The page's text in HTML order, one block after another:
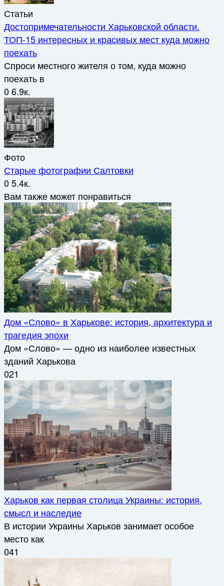
Статьи
Достопримечательности Харьковской области.
ТОП-15 интересных и красивых мест куда можно
поехать
Спроси местного жителя о том, куда можно
поехать в
06.9к.
Фото
Старые фотографии Салтовки
05.4к.
Вам также может понравиться
Дом «Слово» в Харькове: история, архитектура и
трагедия эпохи
Дом «Слово» — одно из наиболее известных
зданий Харькова
021
Харьков как первая столица Украины: история,
смысл и наследие
В истории Украины Харьков занимает особое
место как
041